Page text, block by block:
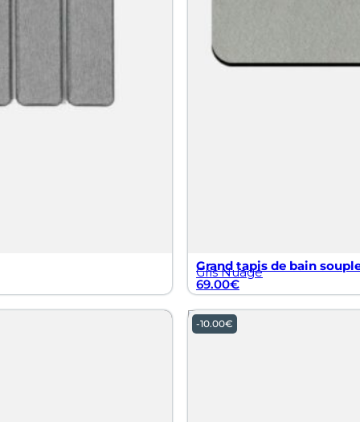
Grand tapis de bain
Gris Nuage
69.00€
-10.00€